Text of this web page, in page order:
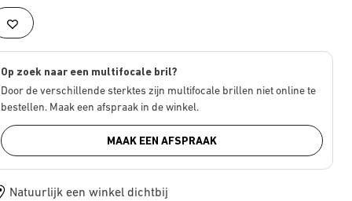
Op zoek naar een multifocale bril?
Door de verschillende sterktes zijn multifocale brillen niet online te
bestellen. Maak een afspraak in de winkel.
MAAK EEN AFSPRAAK
Natuurlijk een winkel dichtbij